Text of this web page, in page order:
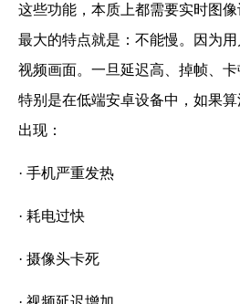
这些功能，本质上都需要实时图
最大的特点就是：不能慢。因为用
视频画面。一旦延迟高、掉帧、卡
特别是在低端安卓设备中，如果
出现：
· 手机严重发热
· 耗电过快
· 摄像头卡死